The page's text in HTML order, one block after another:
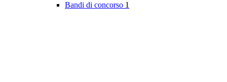
Bandi di concorso 1